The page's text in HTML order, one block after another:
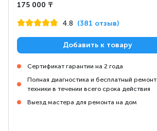
175 000 ₸
4.8 (381 отзыв)
Добавить к товару
Сертификат гарантии на 2 года
Полная диагностика и бесплатный ремонт
техники в течении всего срока действия
Выезд мастера для ремонта на дом